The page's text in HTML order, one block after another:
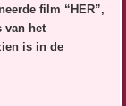
film “HER”,
van het
is in de